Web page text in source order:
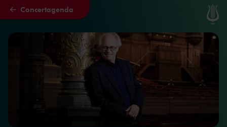
Naar hoofdcontent
Concertagenda